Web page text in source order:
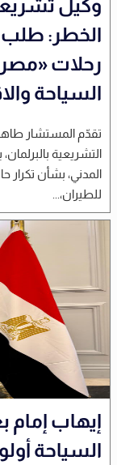
وكيل
الخطر: طلب
رحلات «مصر
السياحة
تقدّم المستشار
التشريعية
المدني، بشأن تكرار
للطيران،...
إيهاب إمام
السياحة